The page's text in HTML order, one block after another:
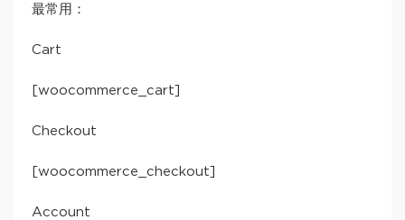
最常用：
Cart
[woocommerce_cart]
Checkout
[woocommerce_checkout]
Account